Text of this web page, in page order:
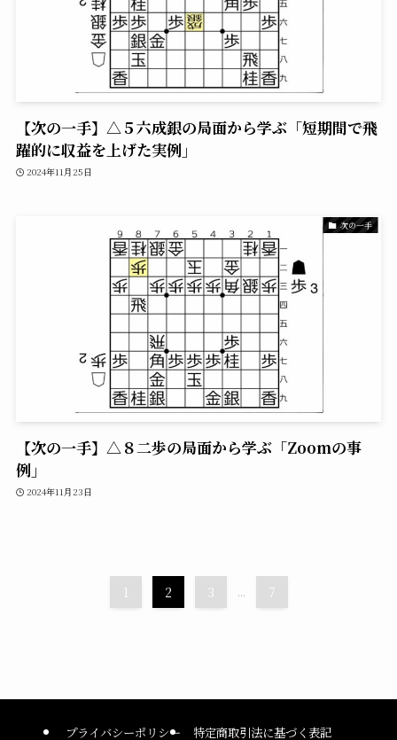
【次の一手】△５六成銀の局面から学ぶ「短期間で飛
躍的に収益を上げた実例」
2024年11月25日
次の一手
【次の一手】△８二歩の局面から学ぶ「Zoomの事
例」
2024年11月23日
1 2 3 ... 7
プライバシーポリシー 特定商取引法に基づく表記